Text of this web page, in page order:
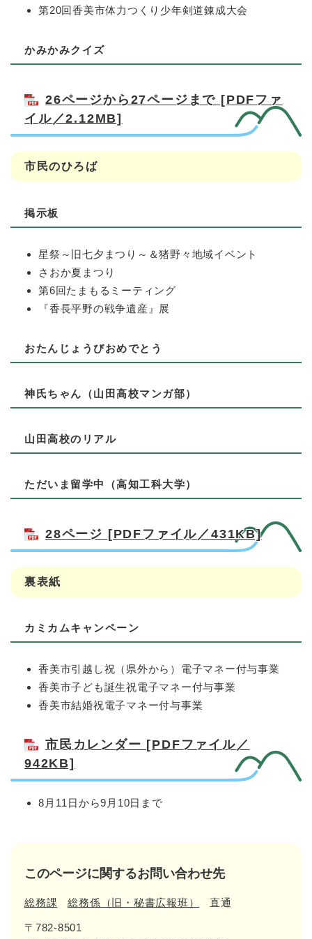
第20回香美市体力つくり少年剣道錬成大会
かみかみクイズ
26ページから27ページまで [PDFファ
イル／2.12MB]
市民のひろば
掲示板
星祭～旧七夕まつり～＆猪野々地域イベント
さおか夏まつり
第6回たまもるミーティング
『香長平野の戦争遺産』展
おたんじょうびおめでとう
神氏ちゃん（山田高校マンガ部）
山田高校のリアル
ただいま留学中（高知工科大学）
28ページ [PDFファイル／431KB]
裏表紙
カミカムキャンペーン
香美市引越し祝（県外から）電子マネー付与事業
香美市子ども誕生祝電子マネー付与事業
香美市結婚祝電子マネー付与事業
市民カレンダー [PDFファイル／
942KB]
8月11日から9月10日まで
このページに関するお問い合わせ先
総務課 総務係（旧・秘書広報班） 直通
〒782-8501